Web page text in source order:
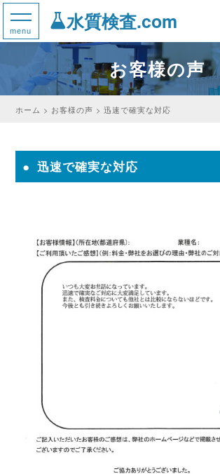
水質検査.com
お客様の声
ホーム お客様の声 迅速で確実な対応
迅速で確実な対応